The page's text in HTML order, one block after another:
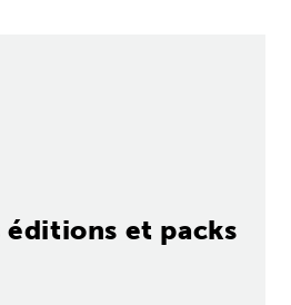
éditions et packs